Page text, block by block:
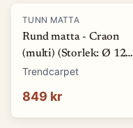
TUNN MATTA
Rund matta - Craon
(multi) (Storlek: Ø 120
cm)
Trendcarpet
849 kr